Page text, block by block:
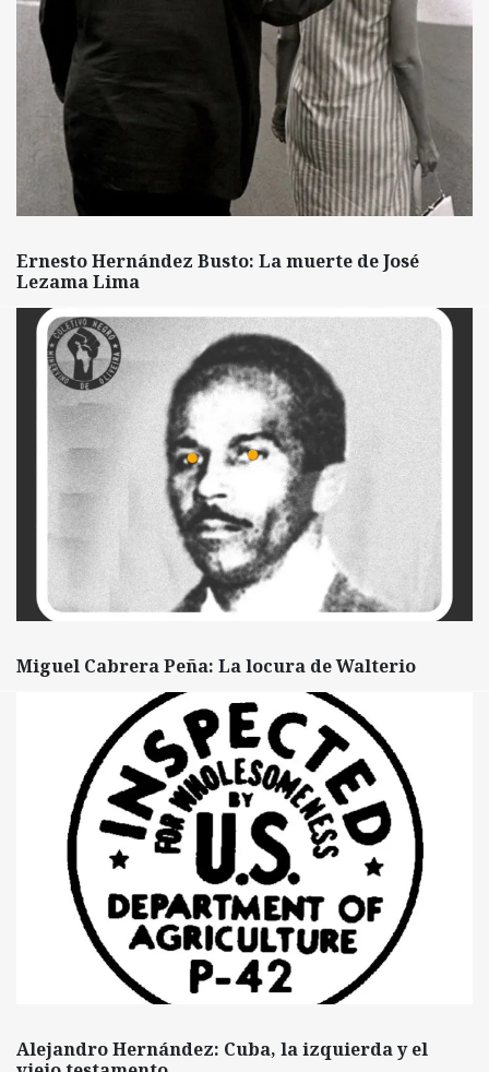
Ernesto Hernández Busto: La muerte de José
Lezama Lima
Miguel Cabrera Peña: La locura de Walterio
Alejandro Hernández: Cuba, la izquierda y el